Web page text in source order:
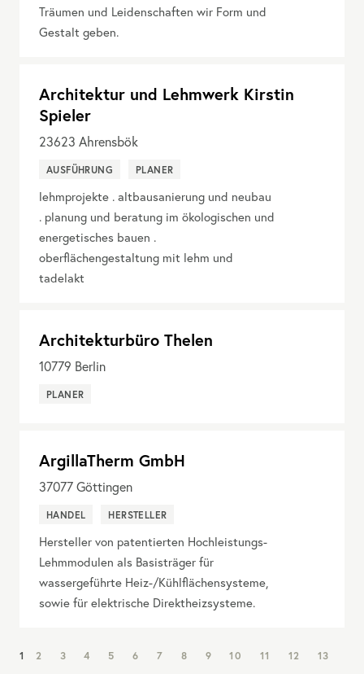
Träumen und Leidenschaften wir Form und
Gestalt geben.
Architektur und Lehmwerk Kirstin
Spieler
23623 Ahrensbök
AUSFÜHRUNG PLANER
lehmprojekte . altbausanierung und neubau
. planung und beratung im ökologischen und
energetisches bauen .
oberflächengestaltung mit lehm und
tadelakt
Architekturbüro Thelen
10779 Berlin
PLANER
ArgillaTherm GmbH
37077Göttingen
HANDEL HERSTELLER
Hersteller von patentierten Hochleistungs-
Lehmmodulen als Basisträger für
wassergeführte Heiz-/Kühlflächensysteme,
sowie für elektrische Direktheizsysteme.
NAV:
1 2 3 4 5 6 7 8 9 10 11 12
13